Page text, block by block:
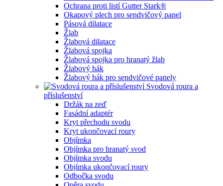
Ochrana proti listí Gutter Stark®
Okapový plech pro sendvičový panel
Pásová dilatace
Žlab
Žlabová dilatace
Žlabová spojka
Žlabová spojka pro hranatý žlab
Žlabový hák
Žlabový hák pro sendvičové panely
Svodová roura a
příslušenství
Držák na zeď
Fasádní adaptér
Kryt přechodu svodu
Kryt ukončovací roury
Objímka
Objímka pro hranatý svod
Objímka svodu
Objímka ukončovací roury
Odbočka svodu